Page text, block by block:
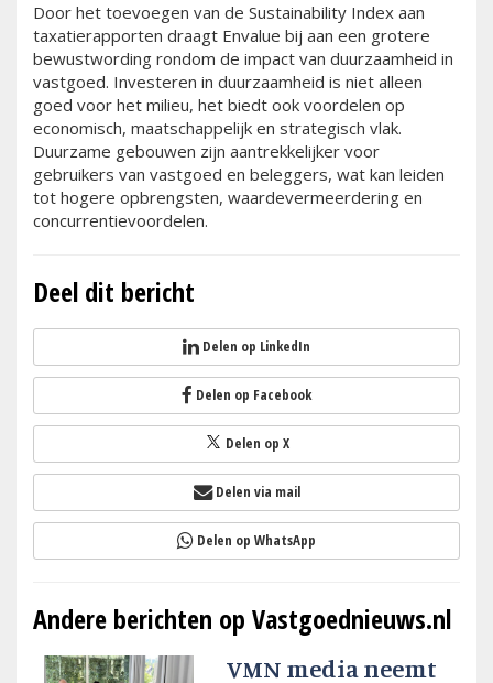
Door het toevoegen van de Sustainability Index aan
taxatierapporten draagt Envalue bij aan een grotere
bewustwording rondom de impact van duurzaamheid in
vastgoed. Investeren in duurzaamheid is niet alleen
goed voor het milieu, het biedt ook voordelen op
economisch, maatschappelijk en strategisch vlak.
Duurzame gebouwen zijn aantrekkelijker voor
gebruikers van vastgoed en beleggers, wat kan leiden
tot hogere opbrengsten, waardevermeerdering en
concurrentievoordelen.
Deel dit bericht
Delen op LinkedIn
Delen op Facebook
Delen op X
Delen via mail
Delen op WhatsApp
Andere berichten op Vastgoednieuws.nl
VMN media neemt